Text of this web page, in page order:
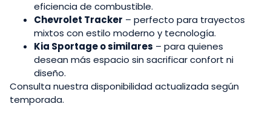
eficiencia de combustible.
Chevrolet Tracker – perfecto para trayectos
mixtos con estilo moderno y tecnología.
Kia Sportage o similares – para quienes
desean más espacio sin sacrificar confort ni
diseño.
Consulta nuestra disponibilidad actualizada según
temporada.